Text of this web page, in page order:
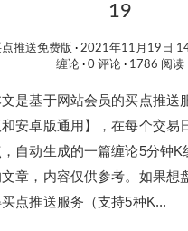
19
推送免费版 2021年11月19日
缠论
0 评论 1786 阅读
是基于网站会员的买点推送
和安卓版通用】，在每个交易
，自动生成的一篇缠论5分钟K
文章，内容仅供参考。如果想
点推送服务（支持5种K...